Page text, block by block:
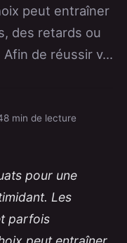
peut entraîner
des retards ou
de réussir v...
8 min de lecture
pour une
Les
parfois